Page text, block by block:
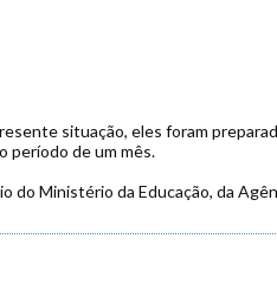
situação, eles foram
período de um mês.
do Ministério da Educação, da